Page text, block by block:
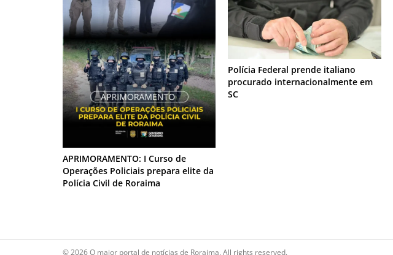
APRIMORAMENTO: I Curso de
Operações Policiais prepara elite da
Polícia Civil de Roraima
Polícia Federal prende italiano
procurado internacionalmente em
SC
© 2026 O maior portal de notícias de Roraima. All rights reserved.